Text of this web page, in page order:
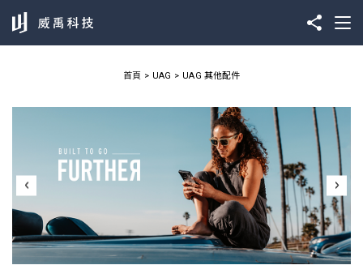
首頁 UAG UAG 其他配件